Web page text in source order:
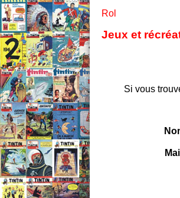
Rol
Jeux et
Si vous